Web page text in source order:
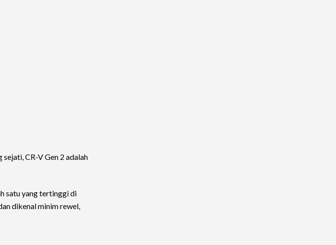
CR-V Gen 2 adalah
satu yang tertinggi di
dikenal minim rewel,